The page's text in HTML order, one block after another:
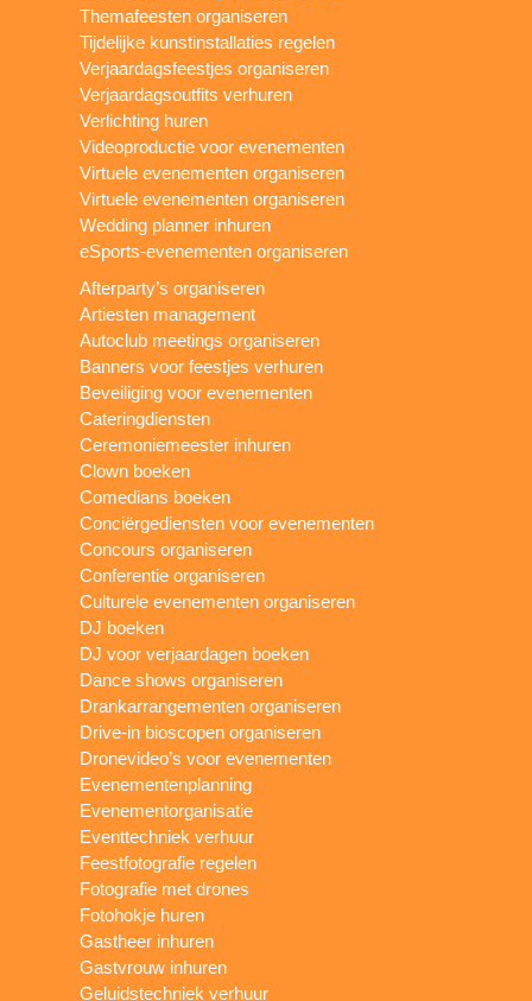
Themafeesten organiseren
Tijdelijke kunstinstallaties regelen
Verjaardagsfeestjes organiseren
Verjaardagsoutfits verhuren
Verlichting huren
Videoproductie voor evenementen
Virtuele evenementen organiseren
Virtuele evenementen organiseren
Wedding planner inhuren
eSports-evenementen organiseren
Afterparty’s organiseren
Artiesten management
Autoclub meetings organiseren
Banners voor feestjes verhuren
Beveiliging voor evenementen
Cateringdiensten
Ceremoniemeester inhuren
Clown boeken
Comedians boeken
Conciërgediensten voor evenementen
Concours organiseren
Conferentie organiseren
Culturele evenementen organiseren
DJ boeken
DJ voor verjaardagen boeken
Dance shows organiseren
Drankarrangementen organiseren
Drive-in bioscopen organiseren
Dronevideo’s voor evenementen
Evenementenplanning
Evenementorganisatie
Eventtechniek verhuur
Feestfotografie regelen
Fotografie met drones
Fotohokje huren
Gastheer inhuren
Gastvrouw inhuren
Geluidstechniek verhuur